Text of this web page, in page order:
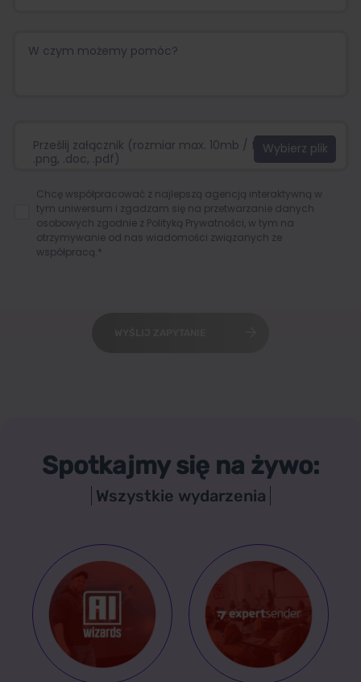
Prześlij załącznik (rozmiar max. 10mb / format:.jpg,
.png, .doc, .pdf)
Chcę współpracować z najlepszą agencją interaktywną w
tym uniwersum i zgadzam się na przetwarzanie danych
osobowych zgodnie z Polityką Prywatności , w tym na
otrzymywanie od nas wiadomości związanych ze
współpracą.*
Spotkajmy się na żywo:
Wszystkie wydarzenia